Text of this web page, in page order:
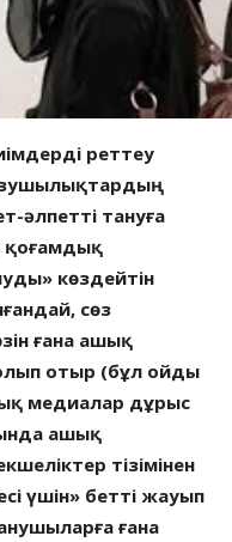
реттеу
әлпетті тануға
қоғамдық
көздейтін
сөз
ғана ашық
отыр (бұл ойды
медиалар дұрыс
ашық
тізімінен
үшін» бетті жауып
ғана